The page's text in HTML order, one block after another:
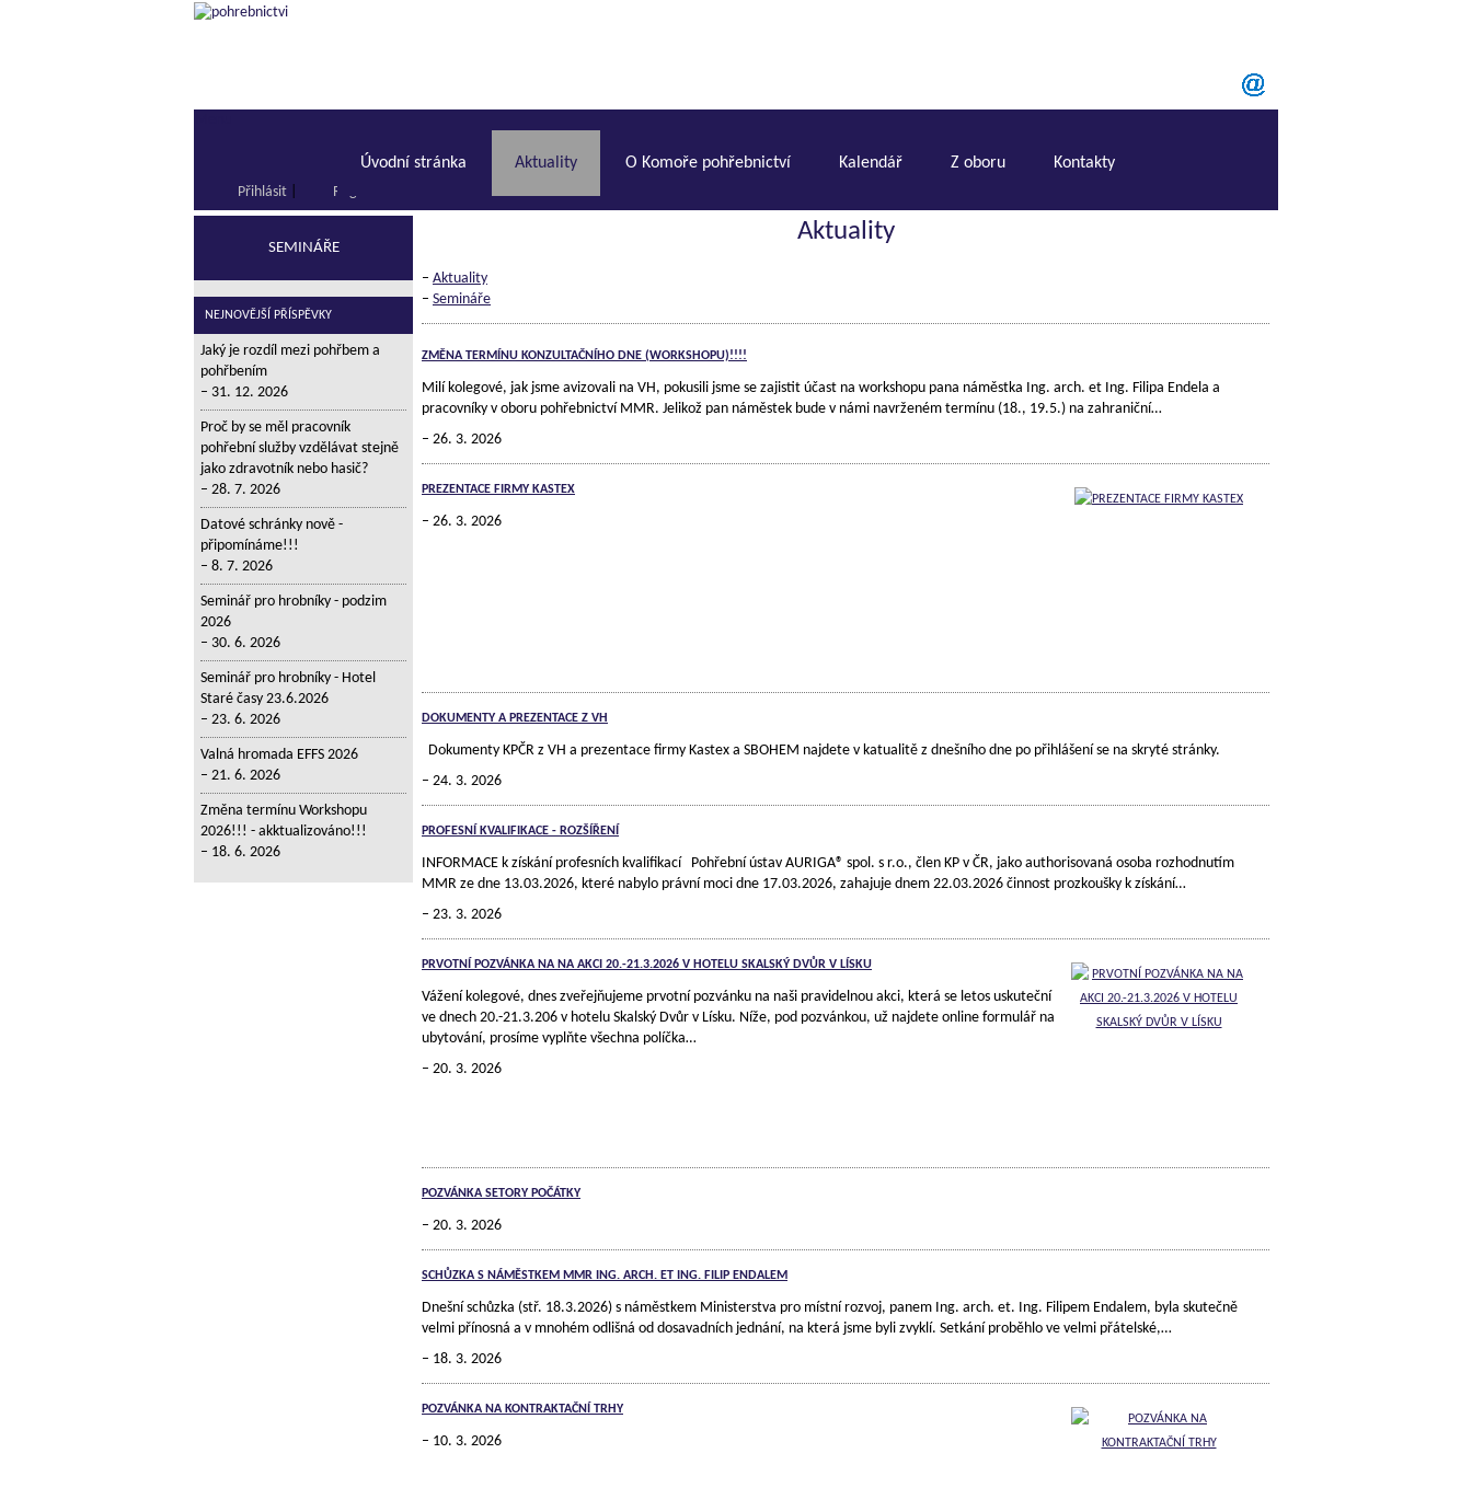
Úvodní stránka Aktuality O Komoře pohřebnictví Kalendář Z oboru Kontakty
Přihlásit Registrace
Aktuality
– Aktuality
– Semináře
ZMĚNA TERMÍNU KONZULTAČNÍHO DNE (WORKSHOPU)!!!!
Milí kolegové, jak jsme avizovali na VH, pokusili jsme se zajistit účast na workshopu pana náměstka Ing. arch. et Ing. Filipa Endela a
pracovníky v oboru pohřebnictví MMR. Jelikož pan náměstek bude v námi navrženém termínu (18., 19.5.) na zahraniční…
26. 3. 2026
PREZENTACE FIRMY KASTEX
26. 3. 2026
DOKUMENTY A PREZENTACE Z VH
Dokumenty KPČR z VH a prezentace firmy Kastex a SBOHEM najdete v katualitě z dnešního dne po přihlášení se na skryté stránky.
24. 3. 2026
PROFESNÍ KVALIFIKACE - ROZŠÍŘENÍ
INFORMACE k získání profesních kvalifikací Pohřební ústav AURIGA® spol. s r.o., člen KP v ČR, jako authorisovaná osoba rozhodnutím
MMR ze dne 13.03.2026, které nabylo právní moci dne 17.03.2026, zahajuje dnem 22.03.2026 činnost prozkoušky k získání…
23. 3. 2026
PRVOTNÍ POZVÁNKA NA NA AKCI 20.-21.3.2026 V HOTELU SKALSKÝ DVŮR V LÍSKU
Vážení kolegové, dnes zveřejňujeme prvotní pozvánku na naši pravidelnou akci, která se letos uskuteční
ve dnech 20.-21.3.206 v hotelu Skalský Dvůr v Lísku. Níže, pod pozvánkou, už najdete online formulář na
ubytování, prosíme vyplňte všechna políčka…
20. 3. 2026
POZVÁNKA SETORY POČÁTKY
20. 3. 2026
SCHŮZKA S NÁMĚSTKEM MMR ING. ARCH. ET ING. FILIP ENDALEM
Dnešní schůzka (stř. 18.3.2026) s náměstkem Ministerstva pro místní rozvoj, panem Ing. arch. et. Ing. Filipem Endalem, byla skutečně
velmi přínosná a v mnohém odlišná od dosavadních jednání, na která jsme byli zvyklí. Setkání proběhlo ve velmi přátelské,…
18. 3. 2026
POZVÁNKA NA KONTRAKTAČNÍ TRHY
10. 3. 2026
SEMINÁŘE
NEJNOVĚJŠÍ PŘÍSPĚVKY
Jaký je rozdíl mezi pohřbem a
pohřbením
31. 12. 2026
Proč by se měl pracovník
pohřební služby vzdělávat stejně
jako zdravotník nebo hasič?
28. 7. 2026
Datové schránky nově -
připomínáme!!!
8. 7. 2026
Seminář pro hrobníky - podzim
2026
30. 6. 2026
Seminář pro hrobníky - Hotel
Staré časy 23.6.2026
23. 6. 2026
Valná hromada EFFS 2026
21. 6. 2026
Změna termínu Workshopu
2026!!! - akktualizováno!!!
18. 6. 2026